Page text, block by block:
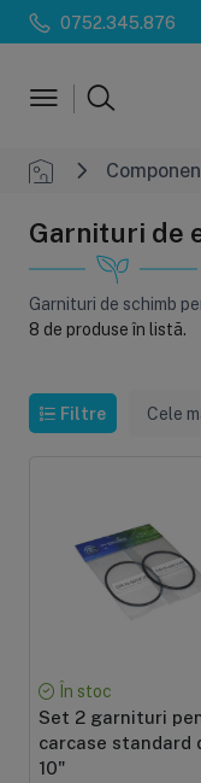
0752.345.876
Ultrafiltrare
(6)
Filtre cu
Garnituri de
Garnituri de schimb
8 de produse în listă.
Filtre Cele
În stoc
Set 2 garnituri
carcase standard
10"